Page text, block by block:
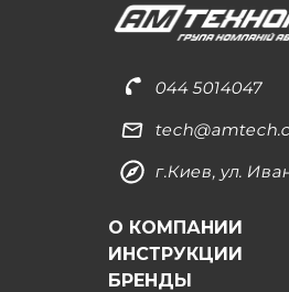
044 5014047
г.Киев, ул.
О КОМПАНИИ
ИНСТРУКЦИИ
БРЕНДЫ